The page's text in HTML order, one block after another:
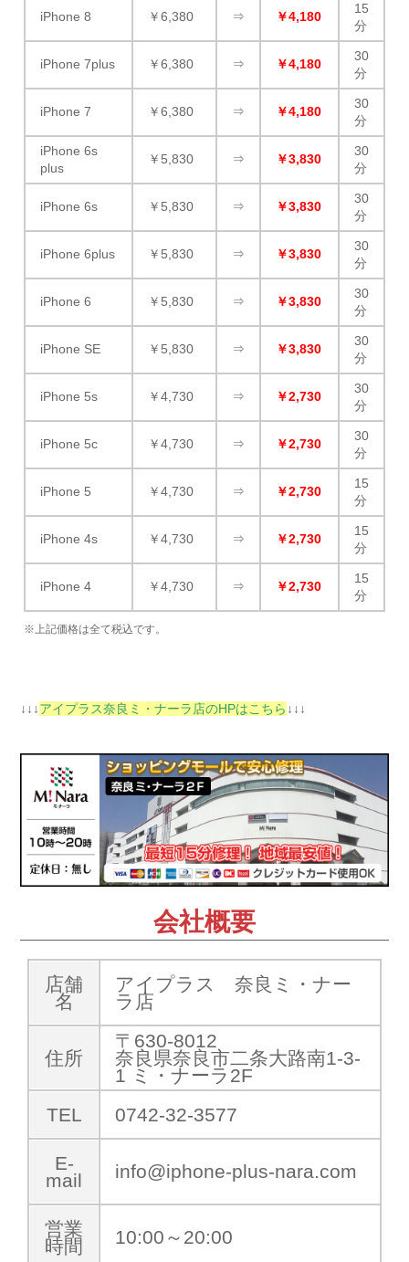
iPhone 8 ￥6,380 ⇒ ￥4,180
15
分
iPhone 7plus ￥6,380 ⇒ ￥4,180
30
分
iPhone 7 ￥6,380 ⇒ ￥4,180
30
分
iPhone 6s
plus
￥5,830 ⇒ ￥3,830
30
分
iPhone 6s ￥5,830 ⇒ ￥3,830
30
分
iPhone 6plus ￥5,830 ⇒ ￥3,830
30
分
iPhone 6 ￥5,830 ⇒ ￥3,830
30
分
iPhone SE ￥5,830 ⇒ ￥3,830
30
分
iPhone 5s ￥4,730 ⇒ ￥2,730
30
分
iPhone 5c ￥4,730 ⇒ ￥2,730
30
分
iPhone 5 ￥4,730 ⇒ ￥2,730
15
分
iPhone 4s ￥4,730 ⇒ ￥2,730
15
分
iPhone 4 ￥4,730 ⇒ ￥2,730
15
分
※上記価格は全て税込です。
↓↓↓アイプラス奈良ミ・ナーラ店のHPはこちら ↓↓↓
会社概要
店舗
名
アイプラス 奈良ミ・ナー
ラ店
住所
〒630-8012
奈良県奈良市二条大路南1-3-
1 ミ・ナーラ2F
TEL
0742-32-3577
E-
mail
info@iphone-plus-nara.com
営業
時間
10:00～20:00